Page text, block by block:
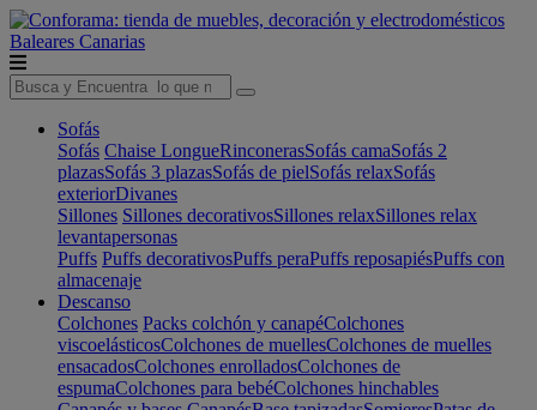
Baleares Canarias
Sofás
Sofás Chaise LongueRinconerasSofás camaSofás 2
plazasSofás 3 plazasSofás de pielSofás relaxSofás
exteriorDivanes
Sillones Sillones decorativosSillones relaxSillones relax
levantapersonas
Puffs Puffs decorativosPuffs peraPuffs reposapiésPuffs con
almacenaje
Descanso
Colchones Packs colchón y canapéColchones
viscoelásticosColchones de muellesColchones de muelles
ensacadosColchones enrolladosColchones de
espumaColchones para bebéColchones hinchables